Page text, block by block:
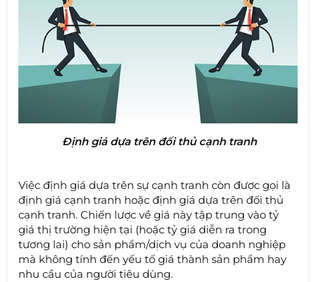
Định giá dựa trên đối thủ cạnh tranh
Việc định giá dựa trên sự cạnh tranh còn được gọi là
định giá cạnh tranh hoặc định giá dựa trên đối thủ
cạnh tranh. Chiến lược về giá này tập trung vào tỷ
giá thị trường hiện tại (hoặc tỷ giá diễn ra trong
tương lai) cho sản phẩm/dịch vụ của doanh nghiệp
mà không tính đến yếu tố giá thành sản phẩm hay
nhu cầu của người tiêu dùng.